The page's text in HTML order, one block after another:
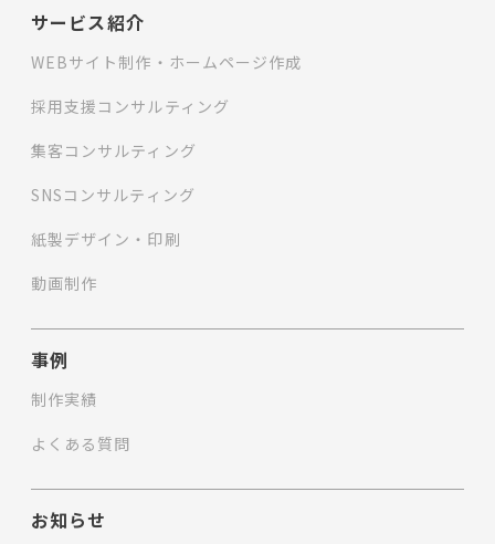
サービス紹介
WEBサイト制作・ホームページ作成
採用支援コンサルティング
集客コンサルティング
SNSコンサルティング
紙製デザイン・印刷
動画制作
事例
制作実績
よくある質問
お知らせ